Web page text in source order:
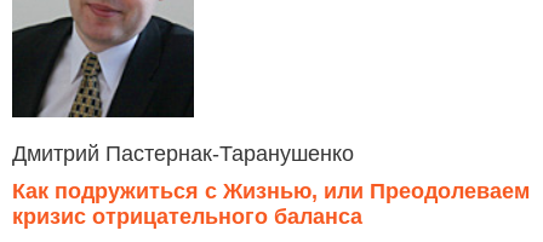
Дмитрий Пастернак-Таранушенко
Как подружиться с Жизнью, или Преодолеваем
кризис отрицательного баланса